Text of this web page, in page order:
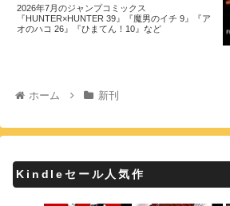
2026年7月のジャンプコミックス
『HUNTER×HUNTER 39』『魔男のイチ 9』『ア
オのハコ 26』『ひまてん！10』など
ホーム 新刊
Kindleセール人気作